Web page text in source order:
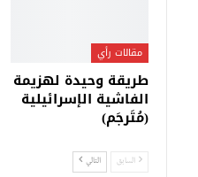
مقالات رأي
طريقة وحيدة لهزيمة
الفاشية الإسرائيلية
(مُتَرجَم)
السابق التالي